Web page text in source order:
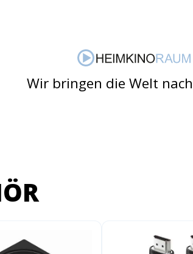
Wir bringen die Welt